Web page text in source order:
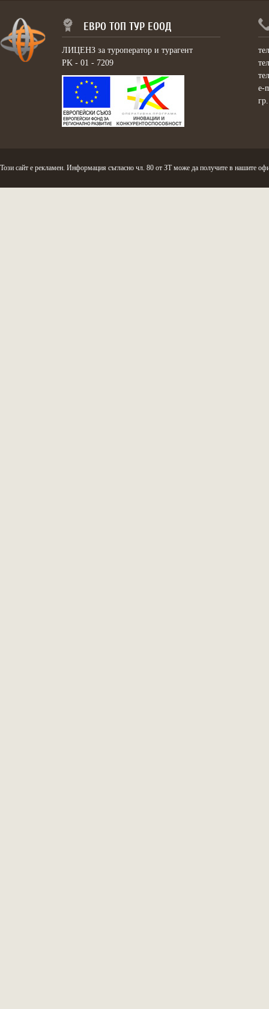
ЕВРО ТОП ТУР ЕООД
ЛИЦЕНЗ за туроператор и турагент
PK - 01 - 7209
e-
Този сайт е рекламен. Информация съгласно чл. 80 от ЗТ може да получите в нашите